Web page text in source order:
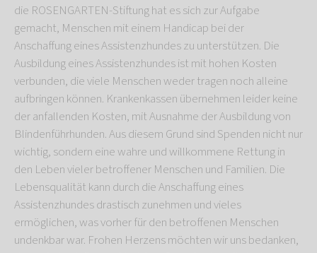
die ROSENGARTEN-Stiftung hat es sich zur Aufgabe
gemacht, Menschen mit einem Handicap bei der
Anschaffung eines Assistenzhundes zu unterstützen. Die
Ausbildung eines Assistenzhundes ist mit hohen Kosten
verbunden, die viele Menschen weder tragen noch alleine
aufbringen können. Krankenkassen übernehmen leider keine
der anfallenden Kosten, mit Ausnahme der Ausbildung von
Blindenführhunden. Aus diesem Grund sind Spenden nicht nur
wichtig, sondern eine wahre und willkommene Rettung in
den Leben vieler betroffener Menschen und Familien. Die
Lebensqualität kann durch die Anschaffung eines
Assistenzhundes drastisch zunehmen und vieles
ermöglichen, was vorher für den betroffenen Menschen
undenkbar war. Frohen Herzens möchten wir uns bedanken,